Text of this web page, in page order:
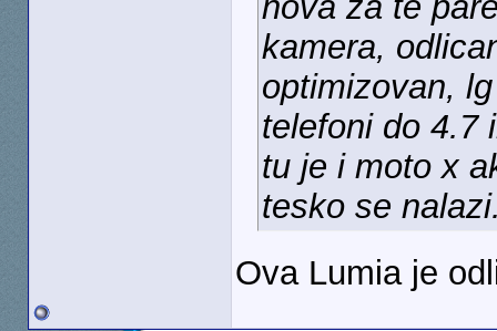
kamera,
optimizovan,
telefoni do 4.7
tu je i moto x
tesko se
Ova Lumia je